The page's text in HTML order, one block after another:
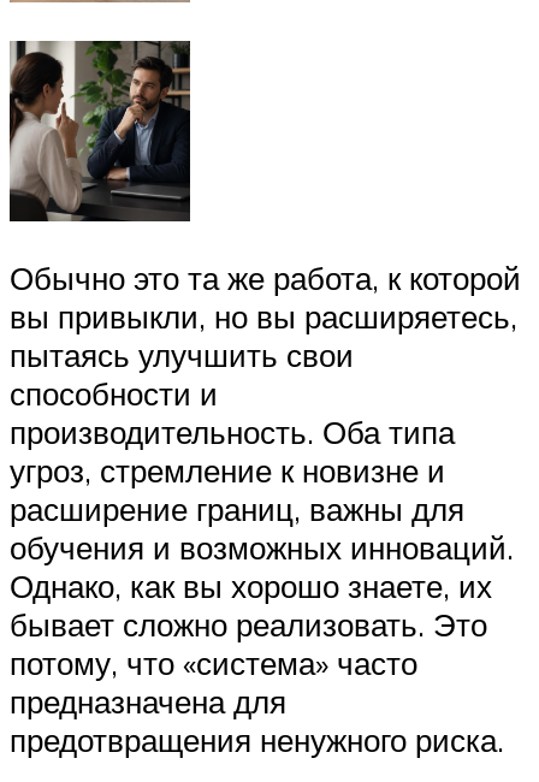
Обычно это та же работа, к которой
вы привыкли, но вы расширяетесь,
пытаясь улучшить свои
способности и
производительность. Оба типа
угроз, стремление к новизне и
расширение границ, важны для
обучения и возможных инноваций.
Однако, как вы хорошо знаете, их
бывает сложно реализовать. Это
потому, что «система» часто
предназначена для
предотвращения ненужного риска.